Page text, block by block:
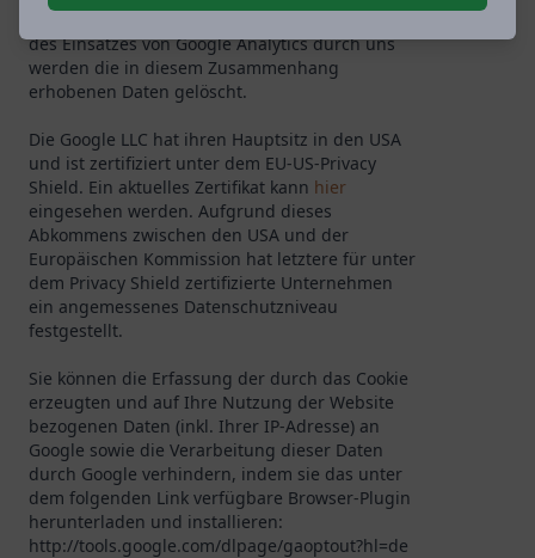
des Einsatzes von Google Analytics durch uns
werden die in diesem Zusammenhang
erhobenen Daten gelöscht.
Die Google LLC hat ihren Hauptsitz in den USA
und ist zertifiziert unter dem EU-US-Privacy
Shield. Ein aktuelles Zertifikat kann hier
eingesehen werden. Aufgrund dieses
Abkommens zwischen den USA und der
Europäischen Kommission hat letztere für unter
dem Privacy Shield zertifizierte Unternehmen
ein angemessenes Datenschutzniveau
festgestellt.
Sie können die Erfassung der durch das Cookie
erzeugten und auf Ihre Nutzung der Website
bezogenen Daten (inkl. Ihrer IP-Adresse) an
Google sowie die Verarbeitung dieser Daten
durch Google verhindern, indem sie das unter
dem folgenden Link verfügbare Browser-Plugin
herunterladen und installieren:
http://tools.google.com/dlpage/gaoptout?hl=de